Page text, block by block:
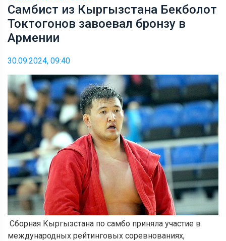
Самбист из Кыргызстана Бекболот
Токтогонов завоевал бронзу в
Армении
30.09.2024, 09:40
Сборная Кыргызстана по самбо приняла участие в
международных рейтинговых соревнованиях,